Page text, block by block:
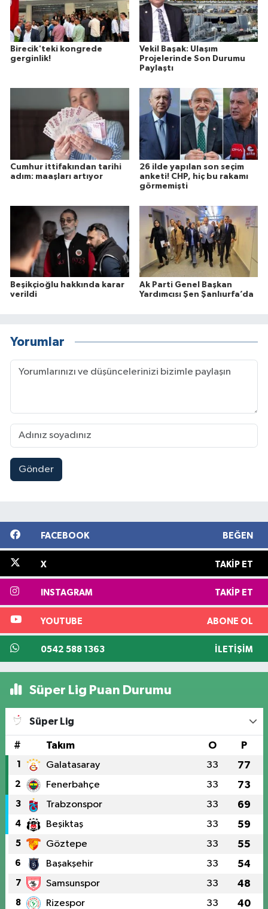
Birecik'teki kongrede
gerginlik!
Vekil Başak: Ulaşım
Projelerinde Son Durumu
Paylaştı
Cumhur ittifakından tarihi
adım: maaşları artıyor
26 ilde yapılan son seçim
anketi! CHP, hiç bu rakamı
görmemişti
Beşikçioğlu hakkında karar
verildi
Ak Parti Genel Başkan
Yardımcısı Şen Şanlıurfa’da
Yorumlar
Gönder
FACEBOOK BEĞEN
X TAKIP ET
INSTAGRAM TAKIP ET
YOUTUBE ABONE OL
0542 588 1363 İLETIŞIM
Süper Lig Puan Durumu
Süper Lig
# Takım O P
1 Galatasaray 33 77
2 Fenerbahçe 33 73
3 Trabzonspor 33 69
4 Beşiktaş 33 59
5 Göztepe 33 55
6 Başakşehir 33 54
7 Samsunspor 33 48
8 Rizespor 33 40